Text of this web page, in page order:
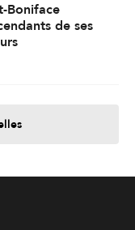
Boniface
de ses